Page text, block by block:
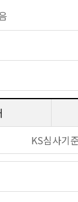
KS심사기